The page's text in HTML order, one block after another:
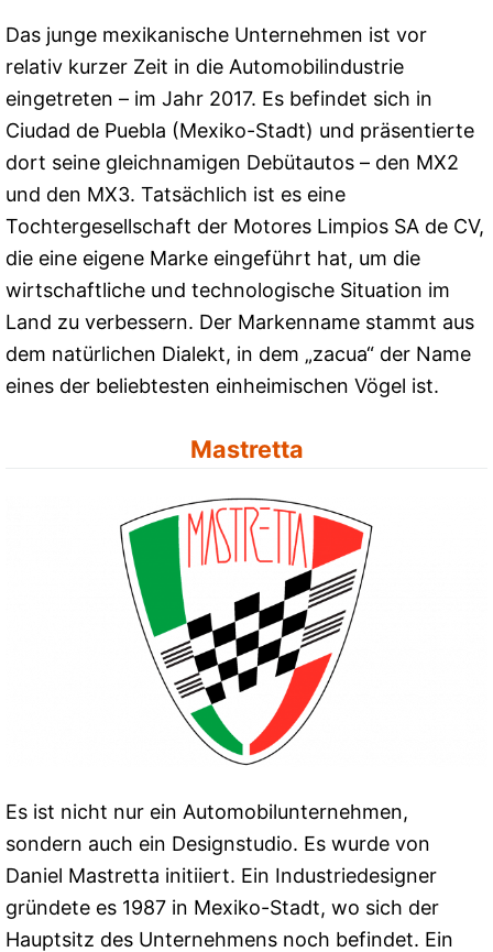
Das junge mexikanische Unternehmen ist vor
relativ kurzer Zeit in die Automobilindustrie
eingetreten – im Jahr 2017. Es befindet sich in
Ciudad de Puebla (Mexiko-Stadt) und präsentierte
dort seine gleichnamigen Debütautos – den MX2
und den MX3. Tatsächlich ist es eine
Tochtergesellschaft der Motores Limpios SA de CV,
die eine eigene Marke eingeführt hat, um die
wirtschaftliche und technologische Situation im
Land zu verbessern. Der Markenname stammt aus
dem natürlichen Dialekt, in dem „zacua“ der Name
eines der beliebtesten einheimischen Vögel ist.
Mastretta
Es ist nicht nur ein Automobilunternehmen,
sondern auch ein Designstudio. Es wurde von
Daniel Mastretta initiiert. Ein Industriedesigner
gründete es 1987 in Mexiko-Stadt, wo sich der
Hauptsitz des Unternehmens noch befindet. Ein